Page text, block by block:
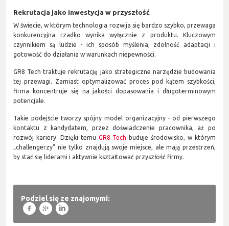
Rekrutacja jako inwestycja w przyszłość
W świecie, w którym technologia rozwija się bardzo szybko, przewaga
konkurencyjna rzadko wynika wyłącznie z produktu. Kluczowym
czynnikiem są ludzie - ich sposób myślenia, zdolność adaptacji i
gotowość do działania w warunkach niepewności.
GR8 Tech traktuje rekrutację jako strategiczne narzędzie budowania
tej przewagi. Zamiast optymalizować proces pod kątem szybkości,
firma koncentruje się na jakości dopasowania i długoterminowym
potencjale.
Takie podejście tworzy spójny model organizacyjny - od pierwszego
kontaktu z kandydatem, przez doświadczenie pracownika, aż po
rozwój kariery. Dzięki temu GR8 Tech
buduje środowisko, w którym
„challengerzy” nie tylko znajdują swoje miejsce, ale mają przestrzeń,
by stać się liderami i aktywnie kształtować przyszłość firmy.
Podziel się ze znajomymi:
f g l